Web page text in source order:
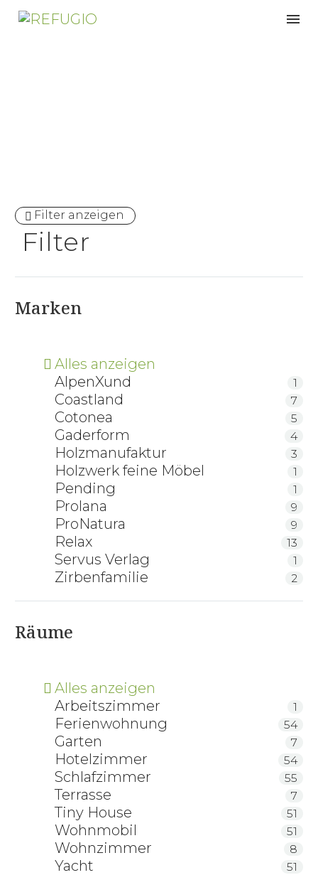
Filter anzeigen
Filter
Marken
Alles anzeigen
AlpenXund
1
Coastland 7
Cotonea 5
Gaderform 4
Holzmanufaktur 3
Holzwerk feine Möbel 1
Pending 1
Prolana 9
ProNatura 9
Relax 13
Servus Verlag 1
Zirbenfamilie 2
Räume
Alles anzeigen
Arbeitszimmer
1
Ferienwohnung 54
Garten 7
Hotelzimmer 54
Schlafzimmer 55
Terrasse 7
Tiny House 51
Wohnmobil 51
Wohnzimmer 8
Yacht 51